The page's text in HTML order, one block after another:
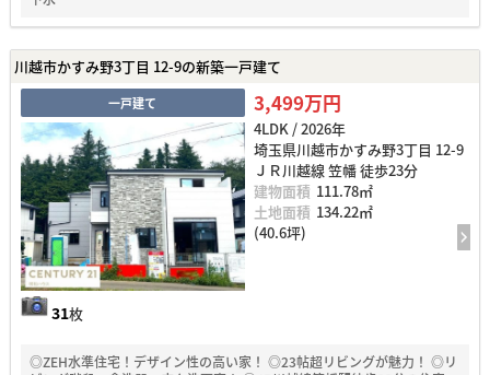
川越市かすみ野3丁目 12-9の新築一戸建て
一戸建て
31枚
3,499万円
4LDK / 2026年
埼玉県川越市かすみ野3丁目 12-9
ＪＲ川越線 笠幡 徒歩23分
建物面積 111.78㎡
土地面積 134.22㎡
(40.6坪)
◎ZEH水準住宅！デザイン性の高い家！ ◎23帖超リビングが魅力！ ◎リ